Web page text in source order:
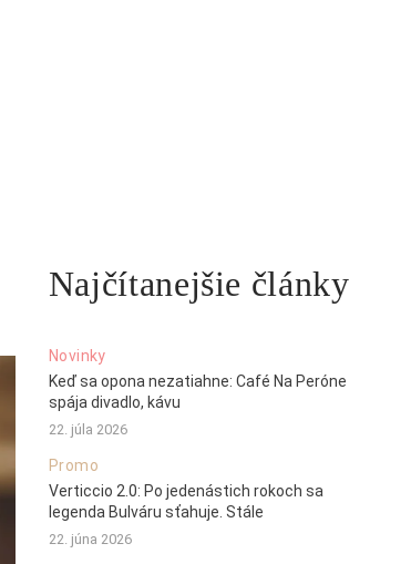
Najčítanejšie články
Novinky
Keď sa opona nezatiahne: Café Na Peróne
spája divadlo, kávu
22. júla 2026
Promo
Verticcio 2.0: Po jedenástich rokoch sa
legenda Bulváru sťahuje. Stále
22. júna 2026